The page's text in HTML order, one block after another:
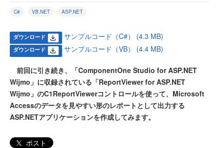
C# VB.NET ASP.NET
ダウンロード サンプルコード（C#） (4.3 MB)
ダウンロード サンプルコード（VB） (4.4 MB)
前回に引き続き、「ComponentOne Studio for ASP.NET
Wijmo」に収録されている「ReportViewer for ASP.NET
Wijmo」のC1ReportViewerコントロールを使って、Microsoft
Accessのデータを見やすい形のレポートとして出力する
ASP.NETアプリケーションを作成してみます。
ポスト